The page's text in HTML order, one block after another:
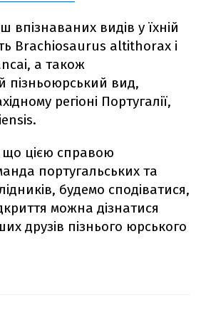
впізнаваних видів у їхній
Brachiosaurus altithorax і
а також
пізньоюрський вид,
регіоні Португалії,
що цією справою
португальських та
будемо сподіватися,
можна дізнатися
друзів пізнього юрського